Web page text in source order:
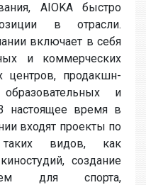
AIOKA быстро
в отрасли.
включает в себя
и коммерческих
центров, продакшн-
и
настоящее время в
входят проекты по
таких видов, как
создание
для спорта,